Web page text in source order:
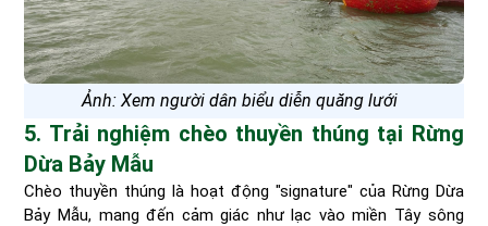
Ảnh: Xem người dân biểu diễn quăng lưới
5. Trải nghiệm chèo thuyền thúng tại Rừng
Dừa Bảy Mẫu
Chèo thuyền thúng là hoạt động "signature" của Rừng Dừa
Bảy Mẫu, mang đến cảm giác như lạc vào miền Tây sông